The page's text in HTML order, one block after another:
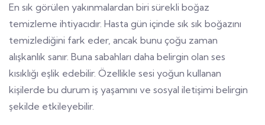
En sık görülen yakınmalardan biri sürekli boğaz
temizleme ihtiyacıdır. Hasta gün içinde sık sık boğazını
temizlediğini fark eder, ancak bunu çoğu zaman
alışkanlık sanır. Buna sabahları daha belirgin olan ses
kısıklığı eşlik edebilir. Özellikle sesi yoğun kullanan
kişilerde bu durum iş yaşamını ve sosyal iletişimi belirgin
şekilde etkileyebilir.